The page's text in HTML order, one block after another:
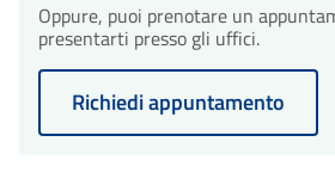
Oppure, puoi prenotare un
presentarti presso gli uffici.
Richiedi appuntamento